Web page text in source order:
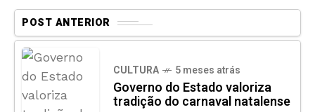
POST ANTERIOR
CULTURA 5 meses atrás
Governo do Estado valoriza
tradição do carnaval natalense